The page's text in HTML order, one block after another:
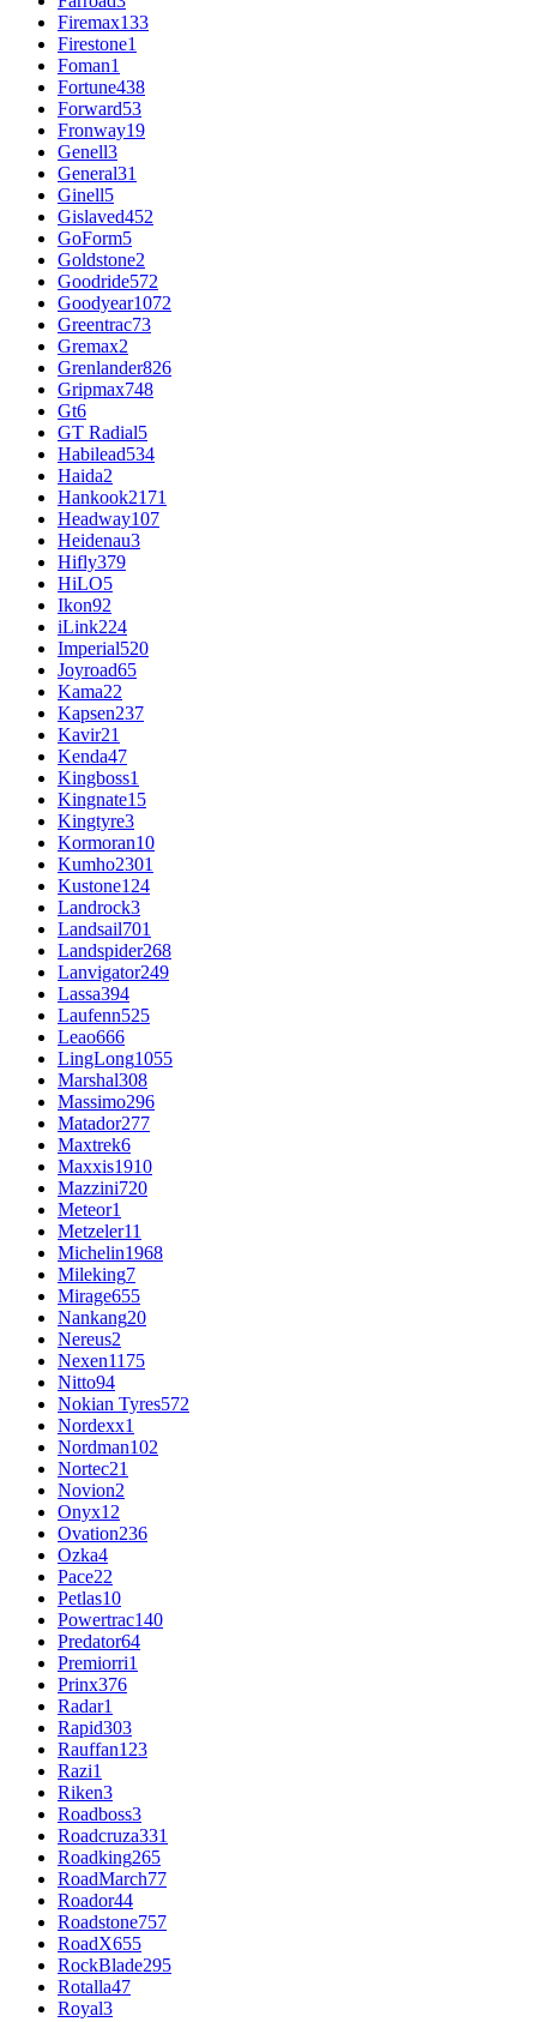
Firemax133
Firestone1
Foman1
Fortune438
Forward53
Fronway19
Genell3
General31
Ginell5
Gislaved452
GoForm5
Goldstone2
Goodride572
Goodyear1072
Greentrac73
Gremax2
Grenlander826
Gripmax748
Gt6
GT Radial5
Habilead534
Haida2
Hankook2171
Headway107
Heidenau3
Hifly379
HiLO5
Ikon92
iLink224
Imperial520
Joyroad65
Kama22
Kapsen237
Kavir21
Kenda47
Kingboss1
Kingnate15
Kingtyre3
Kormoran10
Kumho2301
Kustone124
Landrock3
Landsail701
Landspider268
Lanvigator249
Lassa394
Laufenn525
Leao666
LingLong1055
Marshal308
Massimo296
Matador277
Maxtrek6
Maxxis1910
Mazzini720
Meteor1
Metzeler11
Michelin1968
Mileking7
Mirage655
Nankang20
Nereus2
Nexen1175
Nitto94
Nokian Tyres572
Nordexx1
Nordman102
Nortec21
Novion2
Onyx12
Ovation236
Ozka4
Pace22
Petlas10
Powertrac140
Predator64
Premiorri1
Prinx376
Radar1
Rapid303
Rauffan123
Razi1
Riken3
Roadboss3
Roadcruza331
Roadking265
RoadMarch77
Roador44
Roadstone757
RoadX655
RockBlade295
Rotalla47
Royal3